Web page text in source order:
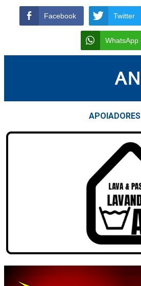
Facebook Twitter
WhatsApp
APOIADORES